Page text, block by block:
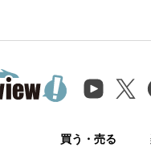
買う・売る